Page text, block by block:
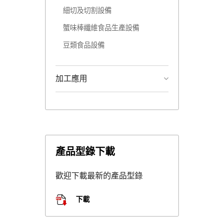
細切及切割設備
蟹味棒纖維食品生產設備
豆類食品設備
加工應用
產品型錄下載
歡迎下載最新的產品型錄
下載